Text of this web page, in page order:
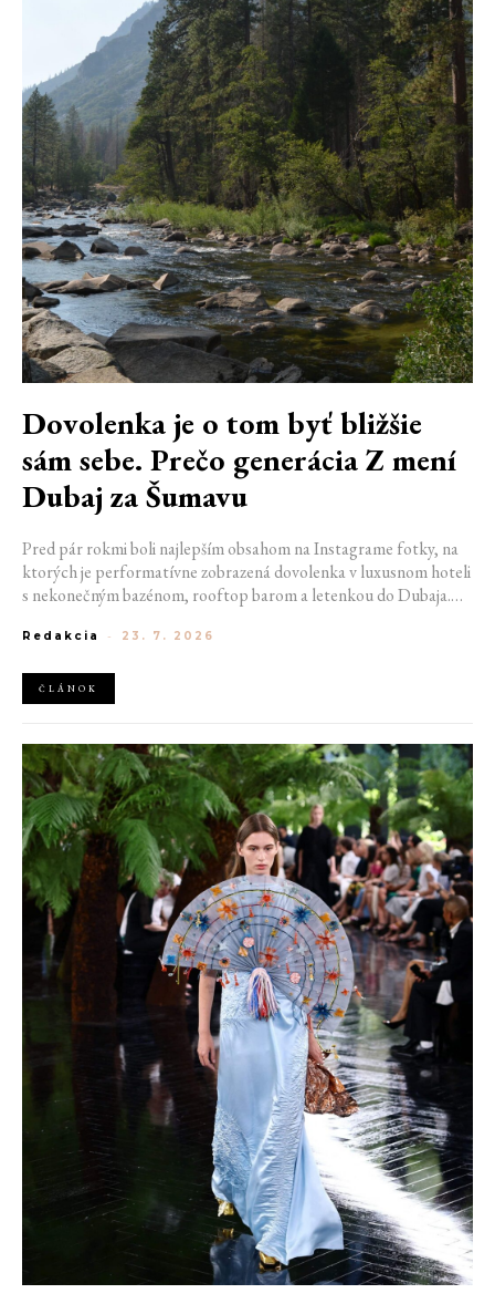
Dovolenka je o tom byť bližšie
sám sebe. Prečo generácia Z mení
Dubaj za Šumavu
Pred pár rokmi boli najlepším obsahom na Instagrame fotky, na
ktorých je performatívne zobrazená dovolenka v luxusnom hoteli
s nekonečným bazénom, rooftop barom a letenkou do Dubaja.
Jizerských horách. Ranné kúpanie v lome. Výlet vlakom na
kamarátmi pri ohni.
Redakcia - 23. 7. 2026
ČLÁNOK